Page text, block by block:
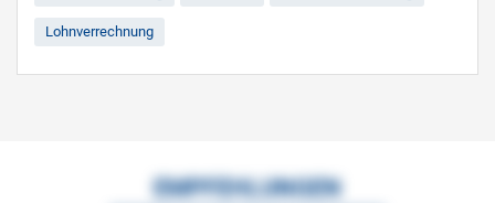
Lohnverrechnung
EMPFEHLUNGEN